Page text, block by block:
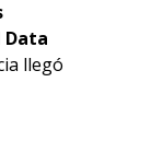
Data
llegó